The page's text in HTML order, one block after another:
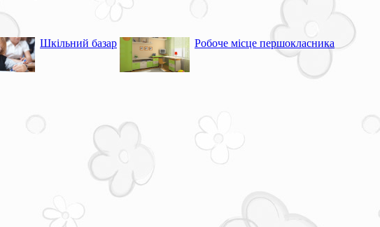
Шкільний базар Робоче місце першокласника